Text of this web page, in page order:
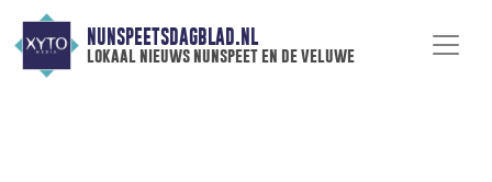
NUNSPEETSDAGBLAD.NL
lokaal nieuws nunspeet en de veluwe